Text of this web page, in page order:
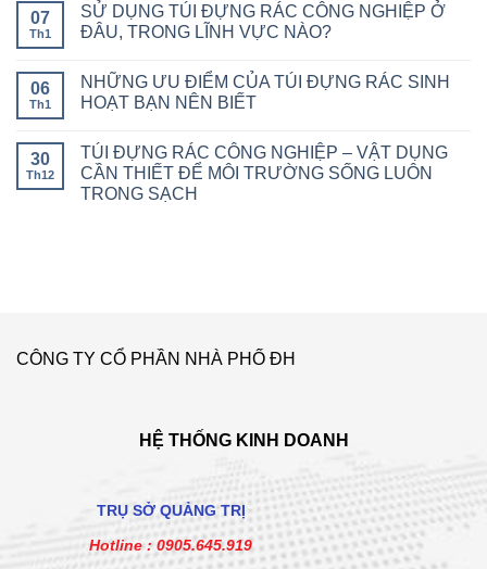
07
Th1
SỬ DỤNG TÚI ĐỰNG RÁC CÔNG NGHIỆP Ở
ĐÂU, TRONG LĨNH VỰC NÀO?
06
Th1
NHỮNG ƯU ĐIỂM CỦA TÚI ĐỰNG RÁC SINH
HOẠT BẠN NÊN BIẾT
30
Th12
TÚI ĐỰNG RÁC CÔNG NGHIỆP – VẬT DỤNG
CẦN THIẾT ĐỂ MÔI TRƯỜNG SỐNG LUÔN
TRONG SẠCH
CÔNG TY CỔ PHẦN NHÀ PHỐ ĐH
HỆ THỐNG KINH DOANH
TRỤ SỞ QUẢNG TRỊ
Hotline :0905.645.919